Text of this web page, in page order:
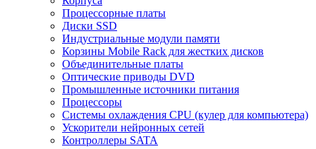
Процессорные платы
Диски SSD
Индустриальные модули памяти
Корзины Mobile Rack для жестких дисков
Объединительные платы
Оптические приводы DVD
Промышленные источники питания
Процессоры
Системы охлаждения CPU (кулер для компьютера)
Ускорители нейронных сетей
Контроллеры SATA